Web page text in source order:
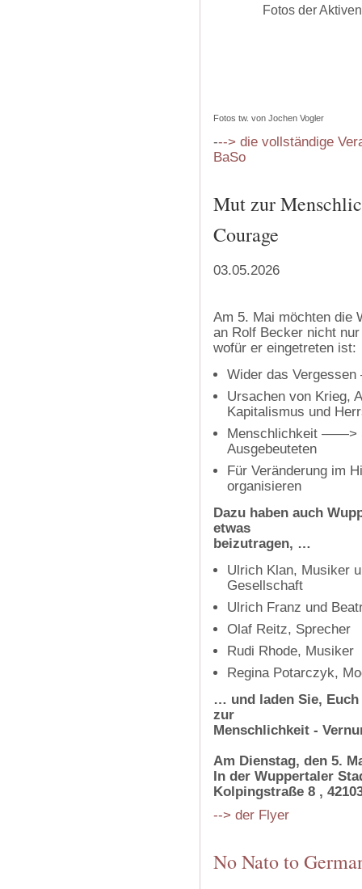
Fotos der
Fotos tw. von Jochen Vogler
---> die vollständige
BaSo
Mut zur
Courage
03.05.2026
Am 5. Mai möchten die
an Rolf Becker nicht
wofür er eingetreten ist:
Wider das
Ursachen von Krieg,
Kapitalismus und
Menschlichkeit ——>
Ausgebeuteten
Für Veränderung im
organisieren
Dazu haben auch
etwas
beizutragen, …
Ulrich Klan, Musiker
Gesellschaft
Ulrich Franz und
Olaf Reitz, Sprecher
Rudi Rhode, Musiker
Regina Potarczyk,
… und laden Sie,
zur
Menschlichkeit -
Am Dienstag, den 5.
In der Wuppertaler
Kolpingstraße 8 ,
--> der Flyer
No Nato to